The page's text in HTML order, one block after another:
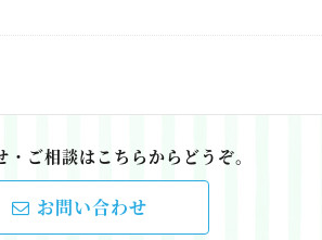
・ご相談はこちらからどうぞ。
お問い合わせ